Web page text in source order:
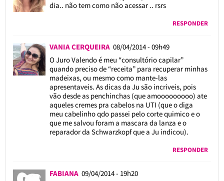
dia.. não tem como não acessar .. rsrs
RESPONDER
VANIA CERQUEIRA 08/04/2014 - 09h49
O Juro Valendo é meu “consultório capilar”
quando preciso de “receita” para recuperar minhas
madeixas, ou mesmo como mante-las
apresentaveis. As dicas da Ju são incriveis, pois
vão desde as penchinchas (que amooooooooo) ate
aqueles cremes pra cabelos na UTI (que o diga
meu cabelinho qdo passei pelo corte quimico e o
que me salvou foram a mascara da lanza e o
reparador da Schwarzkopf que a Ju indicou).
RESPONDER
FABIANA 09/04/2014 - 19h20